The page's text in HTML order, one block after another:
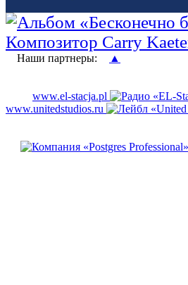
Наши партнеры:
▲
www.el-stacja.pl
www.unitedstudios.ru